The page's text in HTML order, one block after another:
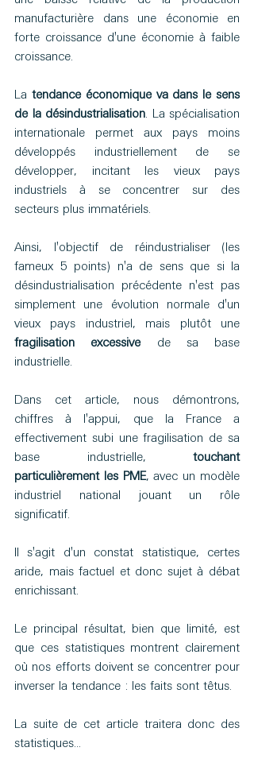
manufacturière dans une économie en
forte croissance d'une économie à faible
croissance.
La tendance économique va dans le sens
de la désindustrialisation. La spécialisation
internationale permet aux pays moins
développés industriellement de se
développer, incitant les vieux pays
industriels à se concentrer sur des
secteurs plus immatériels.
Ainsi, l'objectif de réindustrialiser (les
fameux 5 points) n'a de sens que si la
désindustrialisation précédente n'est pas
simplement une évolution normale d'un
fragilisation excessive de sa base
industrielle.
Dans cet article, nous démontrons,
chiffres à l'appui, que la France a
effectivement subi une fragilisation de sa
base industrielle, touchant
particulièrement les PME, avec un modèle
industriel national jouant un rôle
significatif.
Il s'agit d'un constat statistique, certes
aride, mais factuel et donc sujet à débat
enrichissant.
Le principal résultat, bien que limité, est
que ces statistiques montrent clairement
où nos efforts doivent se concentrer pour
inverser la tendance : les faits sont têtus.
La suite de cet article traitera donc des
statistiques...